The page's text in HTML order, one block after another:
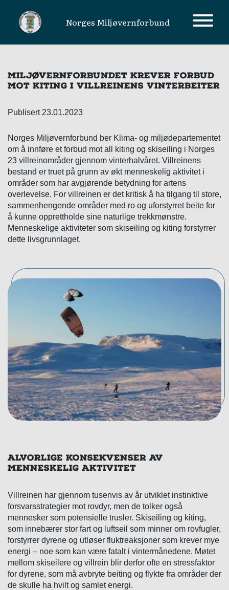
MAIN NAVIGATIONNorges Miljøvernforbund
MILJØVERNFORBUNDET KREVER FORBUD
MOT KITING I VILLREINENS VINTERBEITER
Publisert 23.01.2023
Norges Miljøvernforbund ber Klima- og miljødepartementet
om å innføre et forbud mot all kiting og skiseiling i Norges
23 villreinområder gjennom vinterhalvåret. Villreinens
bestand er truet på grunn av økt menneskelig aktivitet i
områder som har avgjørende betydning for artens
overlevelse. For villreinen er det kritisk å ha tilgang til store,
sammenhengende områder med ro og uforstyrret beite for
å kunne opprettholde sine naturlige trekkmønstre.
Menneskelige aktiviteter som skiseiling og kiting forstyrrer
dette livsgrunnlaget.
ALVORLIGE KONSEKVENSER AV
MENNESKELIG AKTIVITET
Villreinen har gjennom tusenvis av år utviklet instinktive
forsvarsstrategier mot rovdyr, men de tolker også
mennesker som potensielle trusler. Skiseiling og kiting,
som innebærer stor fart og luftseil som minner om rovfugler,
forstyrrer dyrene og utløser fluktreaksjoner som krever mye
energi – noe som kan være fatalt i vintermånedene. Møtet
mellom skiseilere og villrein blir derfor ofte en stressfaktor
for dyrene, som må avbryte beiting og flykte fra områder der
de skulle ha hvilt og samlet energi.